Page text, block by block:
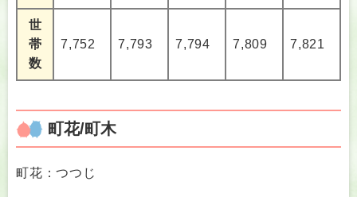
世
帯
数
7,752 7,793 7,794 7,809 7,821
町花/町木
町花：つつじ